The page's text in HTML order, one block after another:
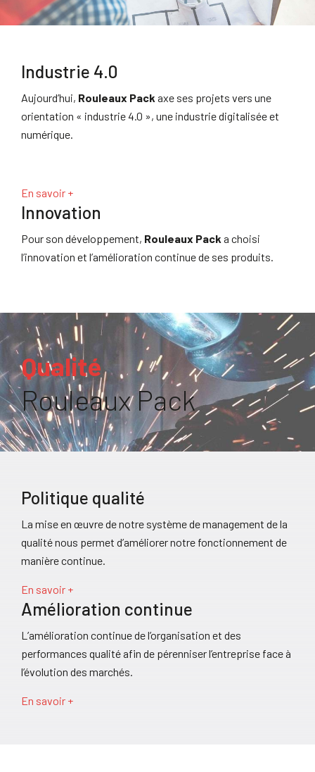
Industrie 4.0
Aujourd’hui, Rouleaux Pack axe ses projets vers une
orientation « industrie 4.0 », une industrie digitalisée et
numérique.
En savoir +
Innovation
Pour son développement, Rouleaux Pack a choisi
l’innovation et l’amélioration continue de ses produits.
Qualité
Rouleaux Pack
Politique qualité
La mise en œuvre de notre système de management de la
qualité nous permet d’améliorer notre fonctionnement de
manière continue.
En savoir +
Amélioration continue
L’amélioration continue de l’organisation et des
performances qualité afin de pérenniser l’entreprise face à
l’évolution des marchés.
En savoir +